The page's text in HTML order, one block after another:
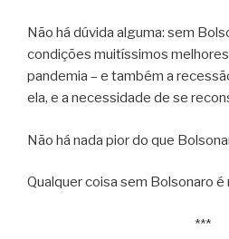
Não há dúvida alguma: sem
condições muitíssimos
pandemia – e também a
ela, e a necessidade de se
Não há nada pior do que
Qualquer coisa sem Bolsonaro é
***